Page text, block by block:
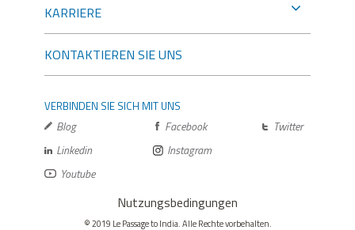
KARRIERE
KONTAKTIEREN SIE UNS
VERBINDEN SIE SICH MIT UNS
Blog Facebook
Twitter
Linkedin
Instagram
Youtube
Nutzungsbedingungen
© 2019 Le Passage to India. Alle Rechte vorbehalten.